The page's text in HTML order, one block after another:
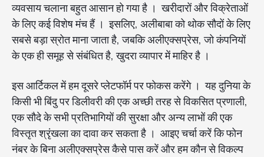
व्यवसाय चलाना बहुत आसान हो गया है । खरीदारों और विक्रेताओं
के लिए कई विशेष मंच हैं । इसलिए, अलीबाबा को थोक सौदों के लिए
सबसे बड़ा स्रोत माना जाता है, जबकि अलीएक्सप्रेस, जो कंपनियों
के एक ही समूह से संबंधित है, खुदरा व्यापार में माहिर है ।
इस आर्टिकल में हम दूसरे प्लेटफॉर्म पर फोकस करेंगे । यह दुनिया के
किसी भी बिंदु पर डिलीवरी की एक अच्छी तरह से विकसित प्रणाली,
एक सौदे के सभी प्रतिभागियों की सुरक्षा और अन्य लाभों की एक
विस्तृत श्रृंखला का दावा कर सकता है । आइए चर्चा करें कि फोन
नंबर के बिना अलीएक्सप्रेस कैसे पास करें और हम कौन से विकल्प